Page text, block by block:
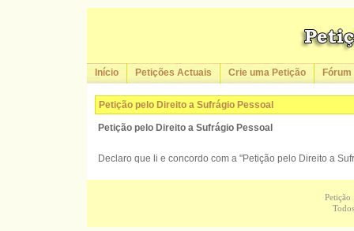
Início Petições Actuais Crie uma Petição Fórum
Petição pelo Direito a Sufrágio Pessoal
Petição pelo Direito a Sufrágio Pessoal
Declaro que li e concordo com a "Petição pelo Direito a
Petição